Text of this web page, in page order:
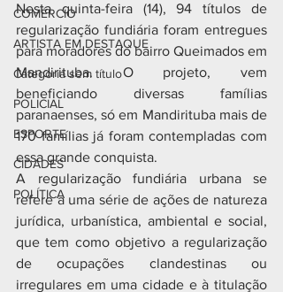
COMÉRCIO
ARTISTA EM DESTAQUE
Categoria sem título
POLICIAL
ESPORTE
CIDADES
POLÍTICA
Nesta quinta-feira (14), 94 títulos de
regularização fundiária foram entregues
para moradores do bairro Queimados em
Mandirituba. O projeto, vem
beneficiando diversas famílias
paranaenses, só em Mandirituba mais de
170 famílias já foram contempladas com
essa grande conquista.
A regularização fundiária urbana se
refere a uma série de ações de natureza
jurídica, urbanística, ambiental e social,
que tem como objetivo a regularização
de ocupações clandestinas ou
irregulares em uma cidade e à titulação